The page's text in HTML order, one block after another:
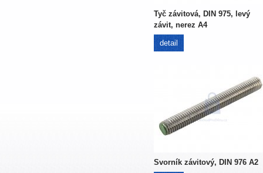
Tyč závitová, DIN 975, levý
závit, nerez A4
detail
Svorník závitový, DIN 976 A2